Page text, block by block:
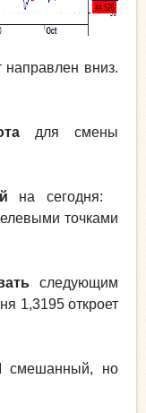
направлен вниз.
для смены
на сегодня:
точками
следующим
откроет
но